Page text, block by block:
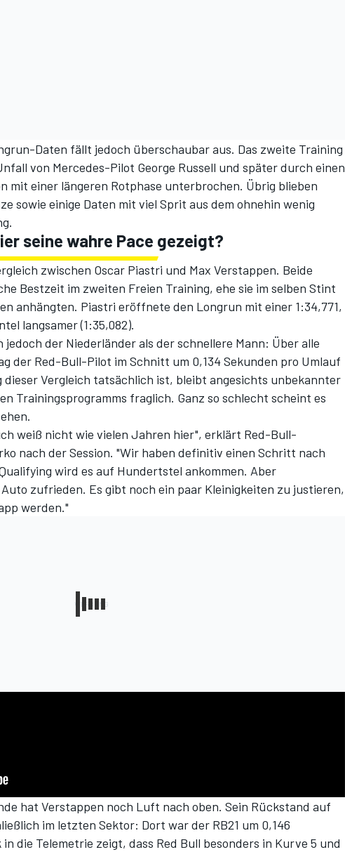
Daten fällt jedoch überschaubar aus. Das zweite Training
von Mercedes-Pilot George Russell und später durch einen
mit einer längeren Rotphase unterbrochen. Übrig blieben
sowie einige Daten mit viel Sprit aus dem ohnehin wenig
seine wahre Pace gezeigt?
zwischen Oscar Piastri und Max Verstappen. Beide
Bestzeit im zweiten Freien Training, ehe sie im selben Stint
anhängten. Piastri eröffnete den Longrun mit einer 1:34,771,
langsamer (1:35,082).
der Niederländer als der schnellere Mann: Über alle
der Red-Bull-Pilot im Schnitt um 0,134 Sekunden pro Umlauf
Vergleich tatsächlich ist, bleibt angesichts unbekannter
Trainingsprogramms fraglich. Ganz so schlecht scheint es
weiß nicht wie vielen Jahren hier", erklärt Red-Bull-
nach der Session. "Wir haben definitiv einen Schritt nach
wird es auf Hundertstel ankommen. Aber
zufrieden. Es gibt noch ein paar Kleinigkeiten zu justieren,
werden."
hat Verstappen noch Luft nach oben. Sein Rückstand auf
im letzten Sektor: Dort war der RB21 um 0,146
die Telemetrie zeigt, dass Red Bull besonders in Kurve 5 und